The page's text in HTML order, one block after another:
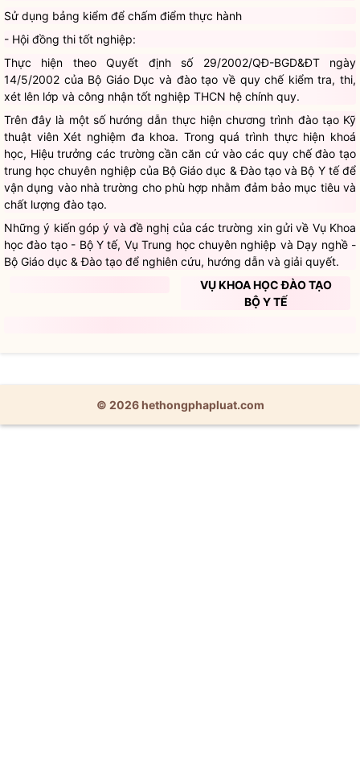
Sử dụng bảng kiểm để chấm điểm thực hành
- Hội đồng thi tốt nghiệp:
Thực hiện theo Quyết định số 29/2002/QĐ-BGD&ĐT ngày
14/5/2002 của Bộ Giáo Dục và đào tạo về quy chế kiểm tra, thi,
xét lên lớp và công nhận tốt nghiệp THCN hệ chính quy.
Trên đây là một số hướng dẫn thực hiện chương trình đào tạo Kỹ
thuật viên Xét nghiệm đa khoa. Trong quá trình thực hiện khoá
học, Hiệu trưởng các trường cần căn cứ vào các quy chế đào tạo
trung học chuyên nghiệp của Bộ Giáo dục & Đào tạo và Bộ Y tế để
vận dụng vào nhà trường cho phù hợp nhằm đảm bảo mục tiêu và
chất lượng đào tạo.
Những ý kiến góp ý và đề nghị của các trường xin gửi về Vụ Khoa
học đào tạo - Bộ Y tế, Vụ Trung học chuyên nghiệp và Dạy nghề -
Bộ Giáo dục & Đào tạo để nghiên cứu, hướng dẫn và giải quyết.
VỤ KHOA HỌC ĐÀO TẠO
BỘ Y TẾ
© 2026 hethongphapluat.com